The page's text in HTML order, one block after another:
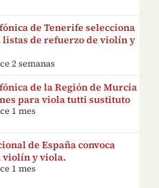
de Tenerife selecciona
listas de refuerzo de violín y
2 semanas
de la Región de Murcia
para viola tutti sustituto
1 mes
de España convoca
violín y viola.
1 mes